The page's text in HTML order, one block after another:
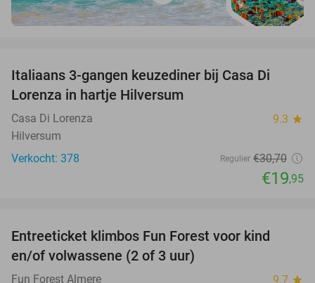
Italiaans 3-gangen keuzediner bij Casa Di
Lorenza in hartje Hilversum
Casa Di Lorenza 9.3 star
Hilversum
Verkocht: 378
Regulier €30,70
€19,95
Entreeticket klimbos Fun Forest voor kind
en/of volwassene (2 of 3 uur)
Fun Forest Almere 9.7 star